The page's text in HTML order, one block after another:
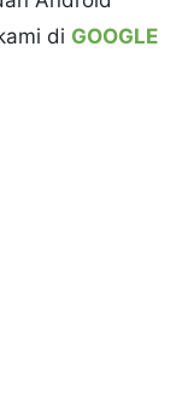
di GOOGLE